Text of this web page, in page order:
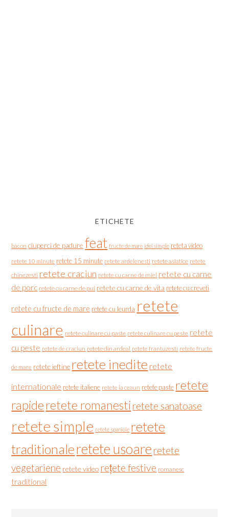
ETICHETE
bacon ciuperci de padure feat fructe de mare idei simple reteta video
retete 10 minute retete 15 minute retete ardelenesti retete asiatice retete
chinezesti retete craciun retete cu carne de miel retete cu carne
de porc retete cu carne de pui retete cu carne de vita retete cu creveti
retete cu fructe de mare retete cu leurda retete
culinare retete culinare cu paste retete culinare cu peste retete
cu peste retete de craciun retete din ardeal retete frantuzesti retete fructe
de mare retete ieftine retete inedite retete
internationale retete italiene retete la ceaun retete paste retete
rapideretete romanesti retete sanatoase
retete simple retete spaniole retete
traditionaleretete usoare retete
vegetariene retete video rețete festive romanesc
traditional